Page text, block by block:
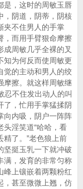
是，这时的周敏玉唇
，阴道，阴蒂，阴核
夹不住男人的手掌
，而用手臂狠命摩擦
成周敏几乎全裸的叉
知为何反而使周敏更
觉的主动和男人的绞
摩擦。就这样周敏继
忍不住发出动人的叫
了，忙用手掌猛揉阴
向内吸，阴户一阵阵
头淫笑道“哈哈，看
精了。”老色狼上前
坚挺玉乳一下就冲破
满，发育的非常匀称
峰上镶嵌着两颗粉红
，甚至微微上翘，仿